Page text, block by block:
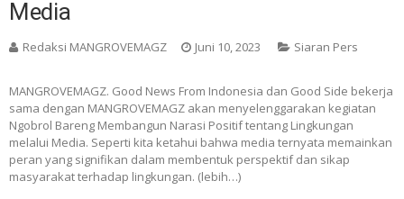
Media
Redaksi MANGROVEMAGZ Juni 10, 2023 Siaran Pers
MANGROVEMAGZ. Good News From Indonesia dan Good Side bekerja
sama dengan MANGROVEMAGZ akan menyelenggarakan kegiatan
Ngobrol Bareng Membangun Narasi Positif tentang Lingkungan
melalui Media. Seperti kita ketahui bahwa media ternyata memainkan
peran yang signifikan dalam membentuk perspektif dan sikap
masyarakat terhadap lingkungan. (lebih…)